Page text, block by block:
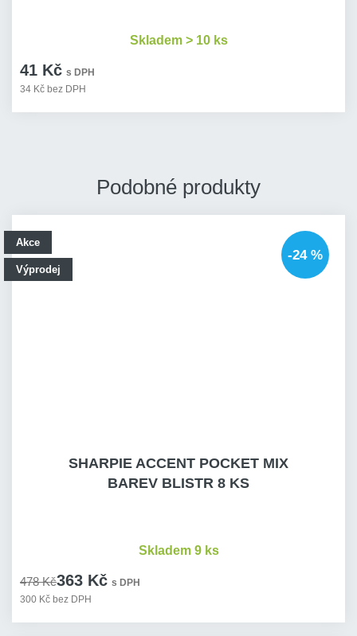
41 Kč s DPH
34 Kč bez DPH
Skladem > 10 ks
Podobné produkty
Akce
Výprodej
-24 %
SHARPIE ACCENT POCKET MIX
BAREV BLISTR 8 KS
478 Kč363 Kč s DPH
300 Kč bez DPH
Skladem 9 ks